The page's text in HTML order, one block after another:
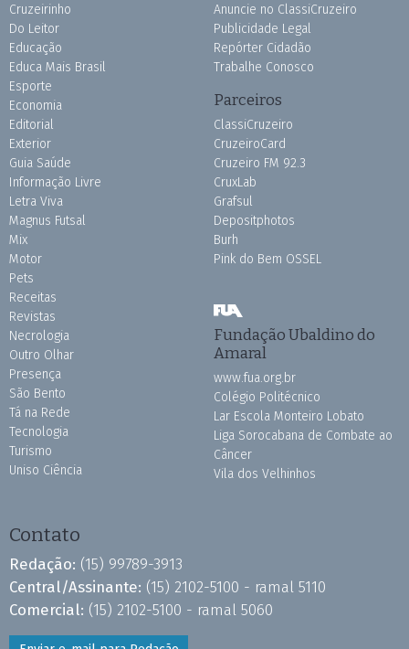
Cruzeirinho
Do Leitor
Educação
Educa Mais Brasil
Esporte
Economia
Editorial
Exterior
Guia Saúde
Informação Livre
Letra Viva
Magnus Futsal
Mix
Motor
Pets
Receitas
Revistas
Necrologia
Outro Olhar
Presença
São Bento
Tá na Rede
Tecnologia
Turismo
Uniso Ciência
Anuncie no ClassiCruzeiro
Publicidade Legal
Repórter Cidadão
Trabalhe Conosco
Parceiros
ClassiCruzeiro
CruzeiroCard
Cruzeiro FM 92.3
CruxLab
Grafsul
Depositphotos
Burh
Pink do Bem OSSEL
Fundação Ubaldino do
Amaral
www.fua.org.br
Colégio Politécnico
Lar Escola Monteiro Lobato
Liga Sorocabana de Combate ao
Câncer
Vila dos Velhinhos
Contato
Redação: (15) 99789-3913
Central/Assinante: (15) 2102-5100 - ramal 5110
Comercial: (15) 2102-5100 - ramal 5060